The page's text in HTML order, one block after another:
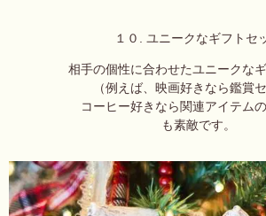
１０. ユニークなギフトセ
相手の個性に合わせたユニークな
（例えば、映画好きなら鑑賞セ
コーヒー好きなら関連アイテムの
も素敵です。